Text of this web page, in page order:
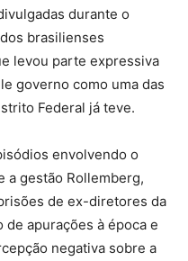
durante o
brasilienses
levou parte expressiva
governo como uma das
Federal já teve.
envolvendo o
a gestão Rollemberg,
de ex-diretores da
de apurações à época e
negativa sobre a